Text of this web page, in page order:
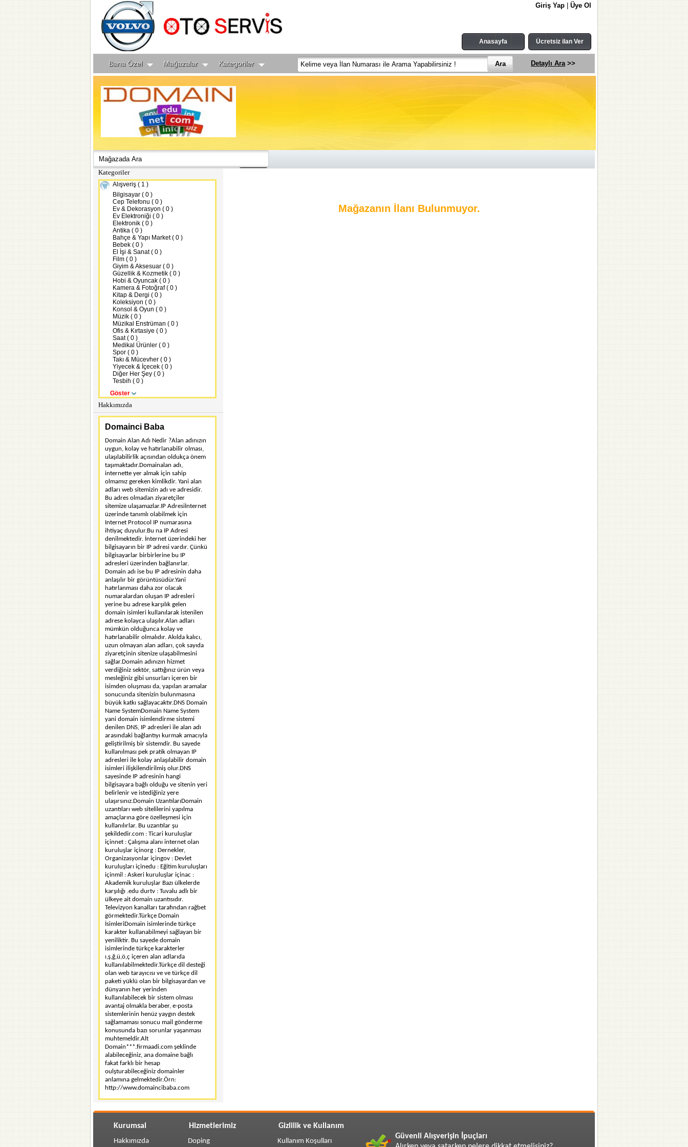
Ücretsiz ilan Ver
Anasayfa
Giriş Yap Üye Ol
Detaylı Ara>>
Bana Özel Mağazalar Kategoriler
Kategoriler
Alışveriş ( 1 )
Bilgisayar ( 0 )
Cep Telefonu ( 0 )
Ev & Dekorasyon ( 0 )
Ev Elektroniği ( 0 )
Elektronik ( 0 )
Antika ( 0 )
Bahçe & Yapı Market ( 0 )
Bebek ( 0 )
El İşi & Sanat ( 0 )
Film ( 0 )
Giyim & Aksesuar ( 0 )
Güzellik & Kozmetik ( 0 )
Hobi & Oyuncak ( 0 )
Kamera & Fotoğraf ( 0 )
Kitap & Dergi ( 0 )
Koleksiyon ( 0 )
Konsol & Oyun ( 0 )
Müzik ( 0 )
Müzikal Enstrüman ( 0 )
Ofis & Kırtasiye ( 0 )
Saat ( 0 )
Medikal Ürünler ( 0 )
Spor ( 0 )
Takı & Mücevher ( 0 )
Yiyecek & İçecek ( 0 )
Diğer Her Şey ( 0 )
Tesbih ( 0 )
Göster
Hakkımızda
Domainci Baba
Domain Alan Adı Nedir ?Alan adınızın
uygun, kolay ve hatırlanabilir olması,
ulaşılabilirlik açısından oldukça önem
taşımaktadır.Domainalan adı,
internette yer almak için sahip
olmamız gereken kimlikdir. Yani alan
adları web sitemizin adı ve adresidir.
Bu adres olmadan ziyaretçiler
sitemize ulaşamazlar.IP Adresiİnternet
üzerinde tanımlı olabilmek için
Internet Protocol IP numarasına
ihtiyaç duyulur.Bu na IP Adresi
denilmektedir. İnternet üzerindeki her
bilgisayarın bir IP adresi vardır. Çünkü
bilgisayarlar birbirlerine bu IP
adresleri üzerinden bağlanırlar.
Domain adı ise bu IP adresinin daha
anlaşılır bir görüntüsüdür.Yani
hatırlanması daha zor olacak
numaralardan oluşan IP adresleri
yerine bu adrese karşılık gelen
domain isimleri kullanılarak istenilen
adrese kolayca ulaşılır.Alan adları
mümkün olduğunca kolay ve
hatırlanabilir olmalıdır. Akılda kalıcı,
uzun olmayan alan adları, çok sayıda
ziyaretçinin sitenize ulaşabilmesini
sağlar.Domain adınızın hizmet
verdiğiniz sektör, sattığınız ürün veya
mesleğiniz gibi unsurları içeren bir
isimden oluşması da, yapılan aramalar
sonucunda sitenizin bulunmasına
büyük katkı sağlayacaktır.DNS Domain
Name SystemDomain Name System
yani domain isimlendirme sistemi
denilen DNS, IP adresleri ile alan adı
arasındaki bağlantıyı kurmak amacıyla
geliştirilmiş bir sistemdir. Bu sayede
kullanılması pek pratik olmayan IP
adresleri ile kolay anlaşılabilir domain
isimleri ilişkilendirilmiş olur.DNS
sayesinde IP adresinin hangi
bilgisayara bağlı olduğu ve sitenin yeri
belirlenir ve istediğiniz yere
ulaşırsınız.Domain UzantılarıDomain
uzantıları web sitelilerini yapılma
amaçlarına göre özelleşmesi için
kullanılırlar. Bu uzantılar şu
şekildedir.com : Ticari kuruluşlar
içinnet : Çalışma alanı internet olan
kuruluşlar içinorg : Dernekler,
Organizasyonlar içingov : Devlet
kuruluşları içinedu : Eğitim kuruluşları
içinmil : Askeri kuruluşlar içinac :
Akademik kuruluşlar Bazı ülkelerde
karşılığı .edu durtv : Tuvalu adlı bir
ülkeye ait domain uzantısıdır.
Televizyon kanalları tarafından rağbet
görmektedir.Türkçe Domain
İsimleriDomain isimlerinde türkçe
karakter kullanabilmeyi sağlayan bir
yeniliktir. Bu sayede domain
isimlerinde türkçe karakterler
ı,ş,ğ,ü,ö,ç içeren alan adlarıda
kullanılabilmektedir.Türkçe dil desteği
olan web tarayıcısı ve ve türkçe dil
paketi yüklü olan bir bilgisayardan ve
dünyanın her yerinden
kullanılabilecek bir sistem olması
avantaj olmakla beraber, e-posta
sistemlerinin henüz yaygın destek
sağlamaması sonucu mail gönderme
konusunda bazı sorunlar yaşanması
muhtemeldir.Alt
Domain***.firmaadi.com şeklinde
alabileceğiniz, ana domaine bağlı
fakat farklı bir hesap
oulşturabileceğiniz domainler
anlamına gelmektedir.Örn:
http://www.domaincibaba.com
Mağazanın İlanı Bulunmuyor.
Kurumsal Hizmetlerimiz
Gizlilik ve Kullanım
Güvenli Alışverişin İpuçları
Hakkımızda Doping Kullanım Koşulları